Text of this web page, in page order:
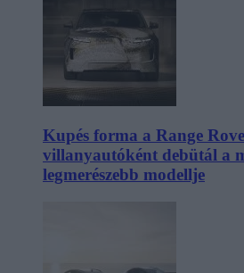
Kupés forma a Range
villanyautóként debütál a
legmerészebb modellje